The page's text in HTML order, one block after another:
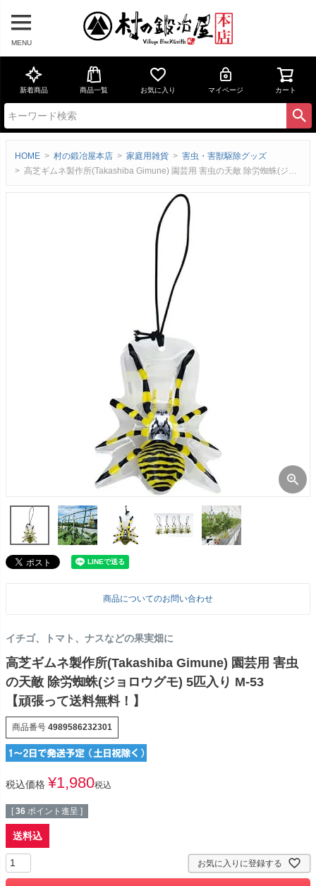
MENU
新着商品 商品一覧 お気に入り マイページ カート
HOME 村の鍛冶屋本店 家庭用雑貨
害虫・害獣駆除グッズ
高芝ギムネ製作所(Takashiba Gimune) 園芸用 害虫の天敵 除労蜘蛛(ジョロウグモ) 5匹入り M-53【頑張って送料無料！】
商品についてのお問い合わせ
イチゴ、トマト、ナスなどの果実畑に
高芝ギムネ製作所(Takashiba Gimune) 園芸用 害虫
の天敵 除労蜘蛛(ジョロウグモ) 5匹入り M-53
【頑張って送料無料！】
商品番号 4989586232301
税込価格 ¥1,980税込
[ 36 ポイント進呈 ]
送料込
お気に入りに登録する